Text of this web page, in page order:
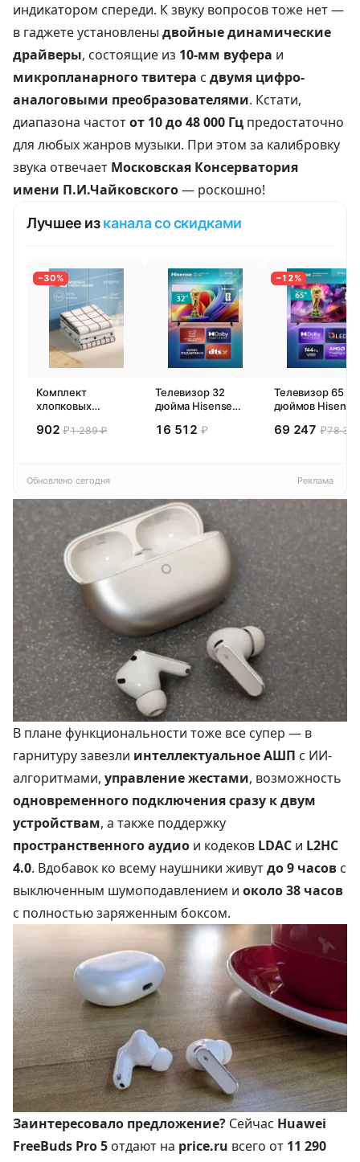
индикатором спереди. К звуку вопросов тоже нет —
в гаджете установлены двойные динамические
драйверы, состоящие из 10-мм вуфера и
микропланарного твитера с двумя цифро-
аналоговыми преобразователями. Кстати,
диапазона частотот 10 до 48 000 Гц предостаточно
для любых жанров музыки. При этом за калибровку
звука отвечает Московская Консерватория
имени П.И.Чайковского— роскошно!
Лучшее изканала со скидками
−30%
Комплект
хлопковых
полотенец 4 шт,
902₽1 289 ₽
Телевизор 32
дюйма Hisense
Смарт ТВ HD
16 512 ₽
−12%
Телевизор 65
дюймов Hisense
(2026) Смарт ТВ
69 247 ₽78
Обновлено сегодня Реклама
В плане функциональности тоже все супер — в
гарнитуру завезли интеллектуальное АШП с ИИ-
алгоритмами, управление жестами, возможность
одновременного подключения сразу к двум
устройствам, а также поддержку
пространственного аудио и кодеков LDAC и L2HC
4.0. Вдобавок ко всему наушники живутдо 9 часов с
выключенным шумоподавлением и около 38 часов
с полностью заряженным боксом.
Заинтересовало предложение? Сейчас Huawei
FreeBuds Pro 5 отдают на price.ru всего от 11 290